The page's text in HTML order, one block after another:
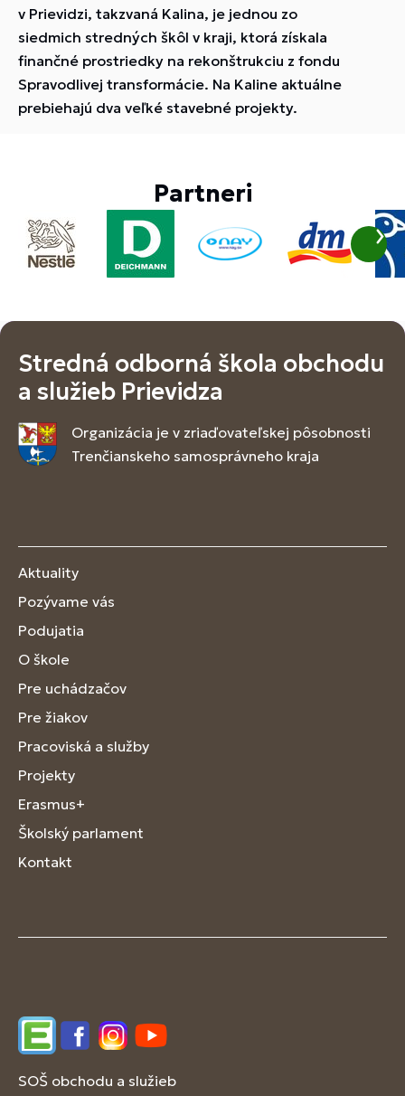
v Prievidzi, takzvaná Kalina, je jednou zo
siedmich stredných škôl v kraji, ktorá získala
finančné prostriedky na rekonštrukciu z fondu
Spravodlivej transformácie. Na Kaline aktuálne
prebiehajú dva veľké stavebné projekty.
Partneri
Stredná odborná škola obchodu
a služieb Prievidza
Organizácia je v zriaďovateľskej pôsobnosti
Trenčianskeho samosprávneho kraja
Aktuality
Pozývame vás
Podujatia
O škole
Pre uchádzačov
Pre žiakov
Pracoviská a služby
Projekty
Erasmus+
Školský parlament
Kontakt
EdupageFacebookInstagram
YouTube
SOŠ obchodu a služieb